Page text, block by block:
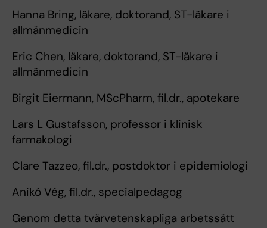
Hanna Bring, läkare, doktorand, ST-läkare i
allmänmedicin
Eric Chen, läkare, doktorand, ST-läkare i
allmänmedicin
Birgit Eiermann, MScPharm, fil.dr., apotekare
Lars L Gustafsson, professor i klinisk
farmakologi
Clare Tazzeo, fil.dr., postdoktor i epidemiologi
Anikó Vég, fil.dr., specialpedagog
Genom detta tvärvetenskapliga arbetssätt